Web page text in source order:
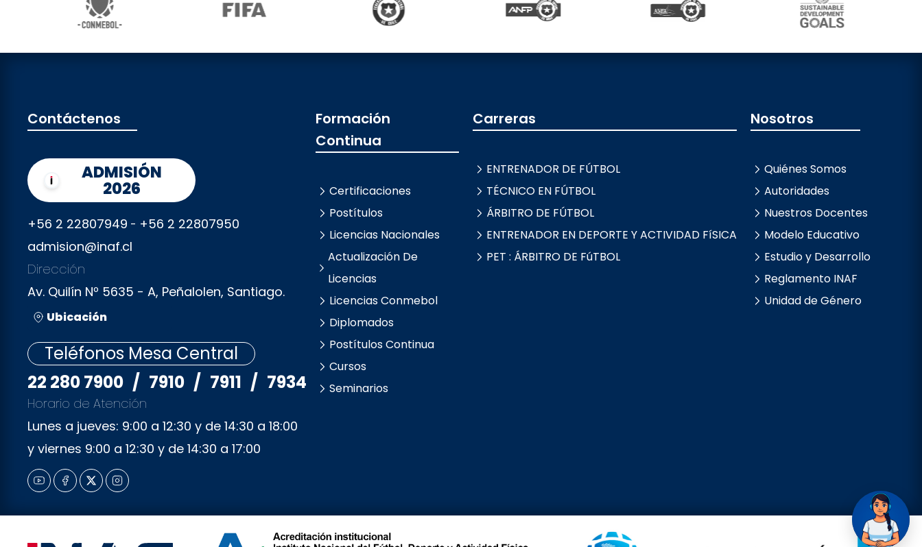
Contáctenos
ADMISIÓN
2026
+56 2 22807949 - +56 2 22807950
admision@inaf.cl
Dirección
Av. Quilín Nº 5635 - A, Peñalolen, Santiago.
Ubicación
Teléfonos Mesa Central
22 280 7900 / 7910 / 7911 / 7934
Horario de Atención
Lunes a jueves: 9:00 a 12:30 y de 14:30 a 18:00
y viernes 9:00 a 12:30 y de 14:30 a 17:00
Formación
Continua
Certificaciones
Postítulos
Licencias Nacionales
Actualización De
Licencias
Licencias Conmebol
Diplomados
Postítulos Continua
Cursos
Seminarios
Carreras
ENTRENADOR DE FÚTBOL
TÉCNICO EN FÚTBOL
ÁRBITRO DE FÚTBOL
ENTRENADOR EN DEPORTE Y ACTIVIDAD FíSICA
PET : ÁRBITRO DE FúTBOL
Nosotros
Quiénes Somos
Autoridades
Nuestros Docentes
Modelo Educativo
Estudio y Desarrollo
Reglamento INAF
Unidad de Género